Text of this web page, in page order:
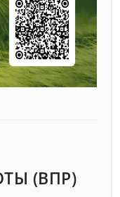
(ВПР)